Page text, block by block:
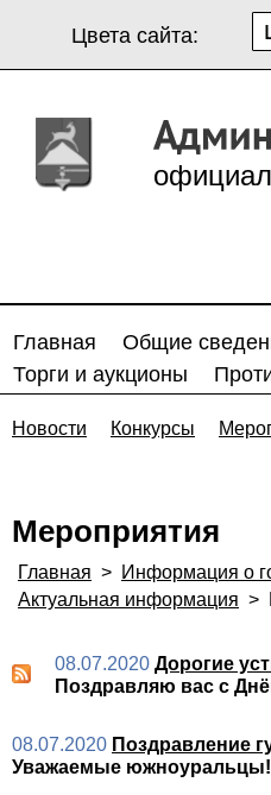
Цвета сайта:
Главная Общие
Торги и аукционы
Новости Конкурсы
Мероприятия
Главная > Информация о
Актуальная информация >
08.07.2020 Дорогие
Поздравляю вас с
08.07.2020 Поздравление
Уважаемые южноуральцы!